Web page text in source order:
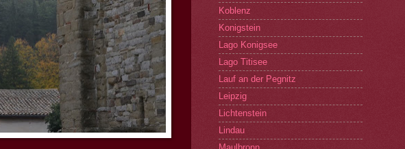
Koblenz
Konigstein
Lago Konigsee
Lago Titisee
Lauf an der Pegnitz
Leipzig
Lichtenstein
Lindau